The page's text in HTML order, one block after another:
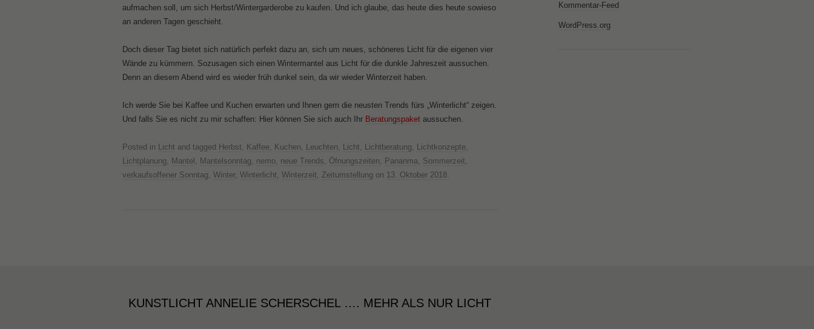
aufmachen soll, um sich Herbst/Wintergarderobe zu kaufen. Und ich glaube, das heute dies heute sowieso
an anderen Tagen geschieht.
Doch dieser Tag bietet sich natürlich perfekt dazu an, sich um neues, schöneres Licht für die eigenen vier
Wände zu kümmern. Sozusagen sich einen Wintermantel aus Licht für die dunkle Jahreszeit aussuchen.
Denn an diesem Abend wird es wieder früh dunkel sein, da wir wieder Winterzeit haben.
Ich werde Sie bei Kaffee und Kuchen erwarten und Ihnen gern die neusten Trends fürs „Winterlicht“ zeigen.
Und falls Sie es nicht zu mir schaffen: Hier können Sie sich auch Ihr Beratungspaket aussuchen.
Posted in Licht and tagged Herbst, Kaffee, Kuchen, Leuchten, Licht, Lichtberatung, Lichtkonzepte,
Lichtplanung, Mantel , Mantelsonntag, nemo, neue Trends, Öfnungszeiten, Pananma, Sommerzeit,
verkaufsoffener Sonntag, Winter, Winterlicht, Winterzeit, Zeitumstellung on 13. Oktober 2018.
Kommentar-Feed
WordPress.org
KUNSTLICHT ANNELIE SCHERSCHEL …. MEHR ALS NUR LICHT